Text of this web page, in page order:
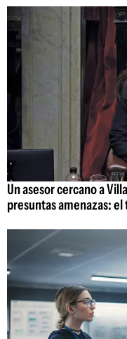
Un asesor cercano a
presuntas amenazas: